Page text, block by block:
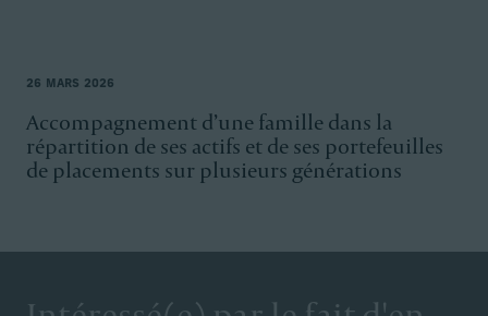
26 MARS 2026
Accompagnement d’une famille dans la
répartition de ses actifs et de ses portefeuilles
de placements sur plusieurs générations